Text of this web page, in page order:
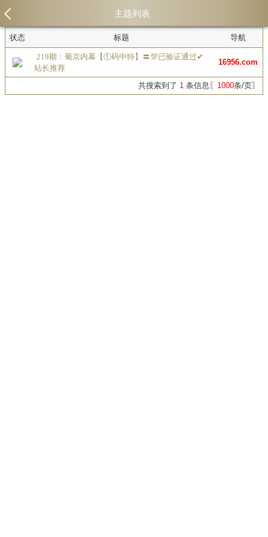
主题列表
状态 标题 导航
219期：葡京内幕【①码中特】〓💯已验证通过✔
站长推荐
16956.com
共搜索到了 1 条信息〖 1000条/页〗